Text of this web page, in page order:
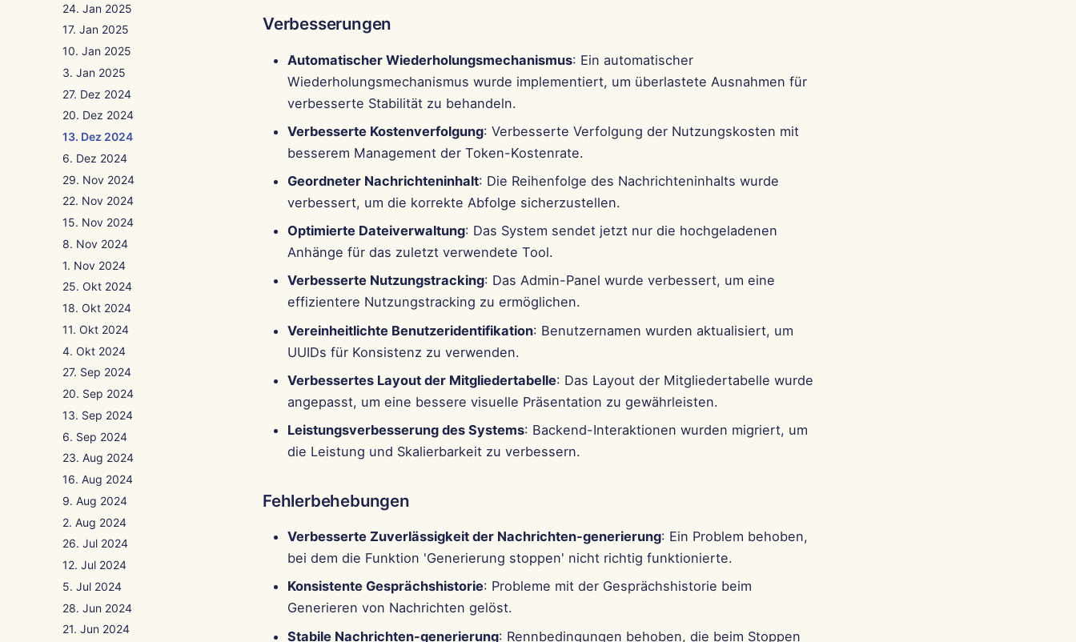
24. Jan 2025
17. Jan 2025
10. Jan 2025
3. Jan 2025
27. Dez 2024
20. Dez 2024
13. Dez 2024
6. Dez 2024
29. Nov 2024
22. Nov 2024
15. Nov 2024
8. Nov 2024
1. Nov 2024
25. Okt 2024
18. Okt 2024
11. Okt 2024
4. Okt 2024
27. Sep 2024
20. Sep 2024
13. Sep 2024
6. Sep 2024
23. Aug 2024
16. Aug 2024
9. Aug 2024
2. Aug 2024
26. Jul 2024
12. Jul 2024
5. Jul 2024
28. Jun 2024
21. Jun 2024
Verbesserungen
Automatischer Wiederholungsmechanismus: Ein automatischer
Wiederholungsmechanismus wurde implementiert, um überlastete Ausnahmen für
verbesserte Stabilität zu behandeln.
Verbesserte Kostenverfolgung: Verbesserte Verfolgung der Nutzungskosten mit
besserem Management der Token-Kostenrate.
Geordneter Nachrichteninhalt: Die Reihenfolge des Nachrichteninhalts wurde
verbessert, um die korrekte Abfolge sicherzustellen.
Optimierte Dateiverwaltung: Das System sendet jetzt nur die hochgeladenen
Anhänge für das zuletzt verwendete Tool.
Verbesserte Nutzungstracking: Das Admin-Panel wurde verbessert, um eine
effizientere Nutzungstracking zu ermöglichen.
Vereinheitlichte Benutzeridentifikation: Benutzernamen wurden aktualisiert, um
UUIDs für Konsistenz zu verwenden.
Verbessertes Layout der Mitgliedertabelle: Das Layout der Mitgliedertabelle wurde
angepasst, um eine bessere visuelle Präsentation zu gewährleisten.
Leistungsverbesserung des Systems: Backend-Interaktionen wurden migriert, um
die Leistung und Skalierbarkeit zu verbessern.
Fehlerbehebungen
Verbesserte Zuverlässigkeit der Nachrichten-generierung: Ein Problem behoben,
bei dem die Funktion 'Generierung stoppen' nicht richtig funktionierte.
Konsistente Gesprächshistorie: Probleme mit der Gesprächshistorie beim
Generieren von Nachrichten gelöst.
Stabile Nachrichten-generierung: Rennbedingungen behoben, die beim Stoppen